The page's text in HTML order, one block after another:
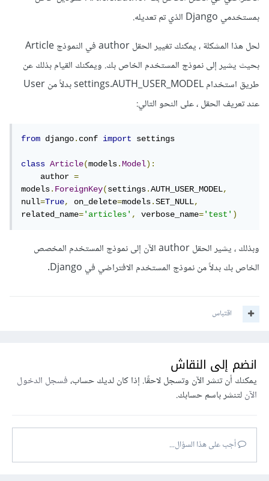
بمستخدمي Django الذي تم تعديله.
لحل هذا المشكلة ، يمكنك تغيير الحقل author في النموذج Article
بحيث يشير إلى نموذج المستخدم الخاص بك. ويمكنك القيام بذلك عن
طريق استخدام settings.AUTH_USER_MODEL بدلاً من User
عند تعريف الحقل ، على النحو التالي:
from django.conf import settings
class Article(models.Model):
    author
=
models.ForeignKey(settings.AUTH_USER_MODEL,
null=True, on_delete=models.SET_NULL,
related_name='articles', verbose_name='test')
وبذلك ، يشير الحقل author الآن إلى نموذج المستخدم المخصص
الخاص بك بدلاً من نموذج المستخدم الافتراضي في Django.
اقتباس
انضم إلى النقاش
يمكنك أن تنشر الآن وتسجل لاحقًا. إذا كان لديك حساب،فسجل الدخول
الآنلتنشر باسم حسابك.
أجب على هذا السؤال...